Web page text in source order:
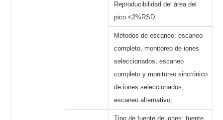
Reproducibilidad del área del
pico <2%RSD
Métodos de escaneo: escaneo
completo, monitoreo de iones
seleccionados, escaneo
completo y monitoreo sincrónico
de iones seleccionados,
escaneo alternativo;
Tipo de fuente de iones: fuente